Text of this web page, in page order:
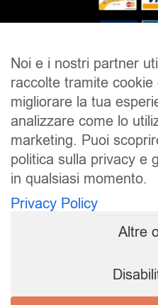
SALDI UOMO
ACCESSORI
CHI SIAMO
Pierrot – All
Privacy Policy
Noi e i nostri partner
raccolte tramite
migliorare la tua
analizzare come lo
marketing. Puoi
politica sulla privacy e
in qualsiasi momento.
Privacy Policy
Altre